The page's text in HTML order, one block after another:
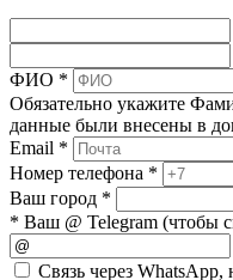
ФИО *
Обязательно укажите
данные были внесены в
Email *
Номер телефона *
Ваш город *
* Ваш @ Telegram (чтобы
Cвязь через WhatsApp,